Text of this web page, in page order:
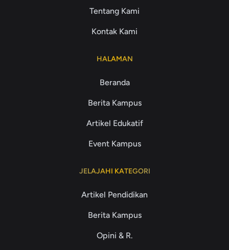
Tentang Kami
Kontak Kami
HALAMAN
Beranda
Berita Kampus
Artikel Edukatif
Event Kampus
JELAJAHI KATEGORI
Artikel Pendidikan
Berita Kampus
Opini & R.